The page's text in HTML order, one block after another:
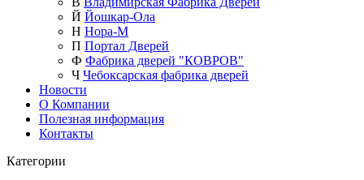
Й Йошкар-Ола
Н Нора-М
П Портал Дверей
Ф Фабрика дверей "КОВРОВ"
Ч Чебоксарская фабрика дверей
Новости
О Компании
Полезная информация
Контакты
Категории